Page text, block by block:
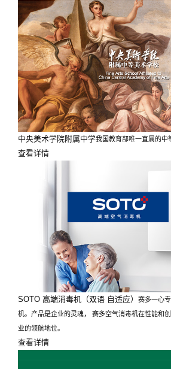
中央美术学院附属中学我国教育部唯一直属的中
查看详情
SOTO 高端消毒机（双语 自适应）
赛多一心
机。产品是企业的灵魂， 赛多空气消毒机在性能和
业的领航地位。
查看详情